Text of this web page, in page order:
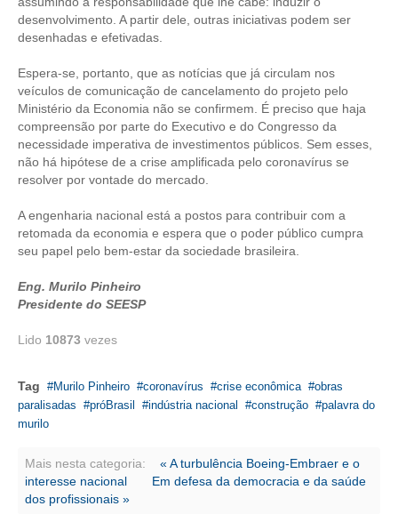
CONTATO
CURSOS
ENGENHEIRO EMPREENDEDOR
SEESP EDUCAÇÃO
PLATAFORMAS GRATUITAS
BENEFÍCIOS
APOSENTADORIA
CONVÊNIOS
CONSÓRCIOS
COMUNICAÇÃO
PALAVRA DO MURILO
desenvolvimento. A partir dele, outras iniciativas podem ser
desenhadas e efetivadas.
Espera-se, portanto, que as notícias que já circulam nos
veículos de comunicação de cancelamento do projeto pelo
Ministério da Economia não se confirmem. É preciso que haja
compreensão por parte do Executivo e do Congresso da
necessidade imperativa de investimentos públicos. Sem esses,
não há hipótese de a crise amplificada pelo coronavírus se
resolver por vontade do mercado.
A engenharia nacional está a postos para contribuir com a
retomada da economia e espera que o poder público cumpra
seu papel pelo bem-estar da sociedade brasileira.
Eng. Murilo Pinheiro
Presidente do SEESP
Lido 10873 vezes
Tag Murilo Pinheiro coronavírus crise econômica
obras
paralisadas
próBrasil indústria nacional construção
palavra do
murilo
Mais nesta categoria:
« A turbulência Boeing-Embraer e o
interesse nacional
Em defesa da democracia e da saúde
dos profissionais »